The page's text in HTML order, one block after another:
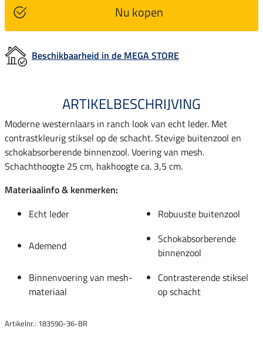
Nu kopen
Beschikbaarheid in de MEGA STORE
ARTIKELBESCHRIJVING
Moderne westernlaars in ranch look van echt leder. Met
contrastkleurig stiksel op de schacht. Stevige buitenzool en
schokabsorberende binnenzool. Voering van mesh.
Schachthoogte 25 cm, hakhoogte ca. 3,5 cm.
Materiaalinfo & kenmerken:
Echt leder
Robuuste buitenzool
Ademend
Schokabsorberende
binnenzool
Binnenvoering van mesh-
materiaal
Contrasterende stiksel
op schacht
Artikelnr.: 183590-36-BR